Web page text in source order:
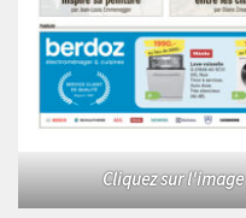
Cliquez sur